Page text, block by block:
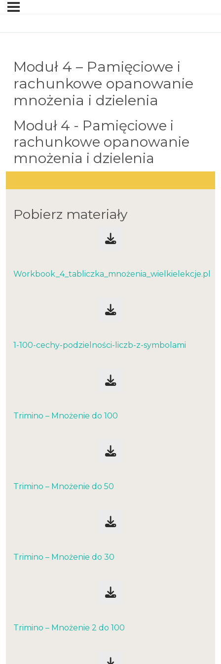
Moduł 4 – Pamięciowe i
rachunkowe opanowanie
mnożenia i dzielenia
Moduł 4 - Pamięciowe i
rachunkowe opanowanie
mnożenia i dzielenia
Pobierz materiały
Workbook_4_tabliczka_mnożenia_wielkielekcje.pl
1-100-cechy-podzielności-liczb-z-symbolami
Trimino – Mnożenie do 100
Trimino – Mnożenie do 50
Trimino – Mnożenie do 30
Trimino – Mnożenie 2 do 100